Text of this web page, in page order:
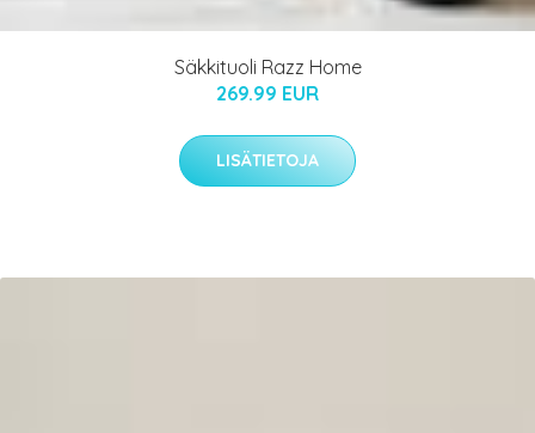
Säkkituoli Razz Home
269.99 EUR
LISÄTIETOJA